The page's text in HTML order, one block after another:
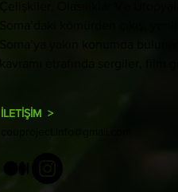
Soma’daki kömürden çıkış,
Soma’ya yakın konumda
kavramı etrafında sergiler,
İLETİŞİM >